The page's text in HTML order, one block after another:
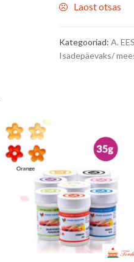
Laost otsas
Kategooriad: A.
Isadepäevaks/